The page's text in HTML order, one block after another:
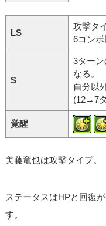
LS
攻撃タ
6コンボ
S
3ター
なる。
自分以
(12→7
覚醒
美藤竜也は攻撃タイプ。
ステータスはHPと回復
す。